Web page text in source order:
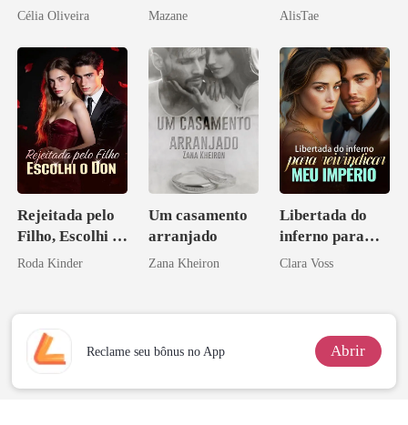
babá na fazenda
Célia Oliveira Mazane
irmão de meu
AlisTae
Rejeitada pelo
Filho, Escolhi o
Don
Roda Kinder
Um casamento
arranjado
Zana Kheiron
Libertada do
inferno para
reivindicar meu
Clara Voss
Reclame seu bônus no App Abrir